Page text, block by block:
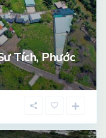
Tích, Phước